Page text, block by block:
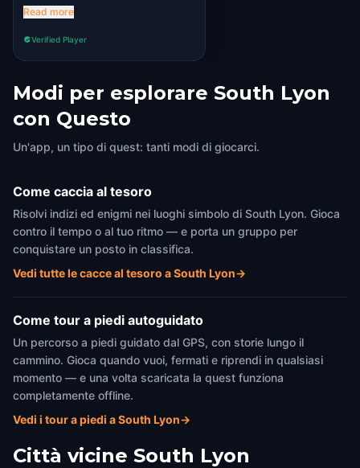
have to locate specific locations.
were walking to the next
location. Overall, we had a good
Read more
Verified Player
Modi per esplorare South Lyon
con Questo
Un'app, un tipo di quest: tanti modi di giocarci.
Come caccia al tesoro
Risolvi indizi ed enigmi nei luoghi simbolo di South Lyon. Gioca
contro il tempo o al tuo ritmo — e porta un gruppo per
conquistare un posto in classifica.
Vedi tutte le cacce al tesoro a South Lyon→
Come tour a piedi autoguidato
Un percorso a piedi guidato dal GPS, con storie lungo il
cammino. Gioca quando vuoi, fermati e riprendi in qualsiasi
momento — e una volta scaricata la quest funziona
completamente offline.
Vedi i tour a piedi a South Lyon→
Città vicine South Lyon